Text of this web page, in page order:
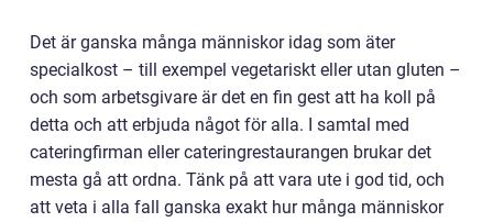
Det är ganska många människor idag som äter
specialkost – till exempel vegetariskt eller utan gluten –
och som arbetsgivare är det en fin gest att ha koll på
detta och att erbjuda något för alla. I samtal med
cateringfirman eller cateringrestaurangen brukar det
mesta gå att ordna. Tänk på att vara ute i god tid, och
att veta i alla fall ganska exakt hur många människor